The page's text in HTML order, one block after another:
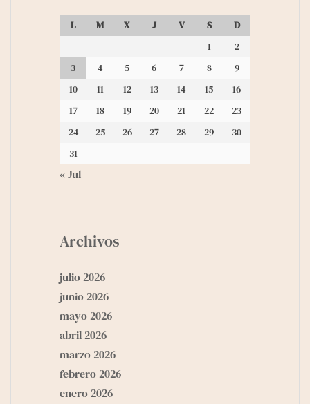
L M X J V S
D
1
2
3
4 5 6 7 8
9
10
11 12 13 14 15
16
17
18 19 20 21 22
23
24
25 26 27 28 29
30
31
« Jul
Archivos
julio 2026
junio 2026
mayo 2026
abril 2026
marzo 2026
febrero 2026
enero 2026